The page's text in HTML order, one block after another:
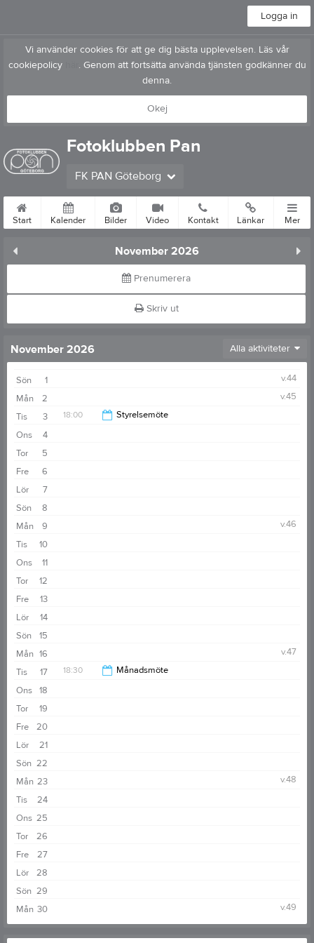
Logga in
Vi använder cookies för att ge dig bästa upplevelsen. Läs vår
cookiepolicy
. Genom att fortsätta använda tjänsten godkänner du
denna.
Okej
Fotoklubben Pan
FK PAN Göteborg
Start Kalender Bilder Video Kontakt Länkar Mer
November 2026
Prenumerera
Skriv ut
November 2026 Alla aktiviteter
1
Sön
v.44
2
Mån
v.45
3
Tis 18:00 Styrelsemöte
4
Ons
5
Tor
6
Fre
7
Lör
8
Sön
9
Mån
v.46
10
Tis
11
Ons
12
Tor
13
Fre
14
Lör
15
Sön
16
Mån
v.47
17
Tis 18:30 Månadsmöte
18
Ons
19
Tor
20
Fre
21
Lör
22
Sön
23
Mån
v.48
24
Tis
25
Ons
26
Tor
27
Fre
28
Lör
29
Sön
30
Mån v.49